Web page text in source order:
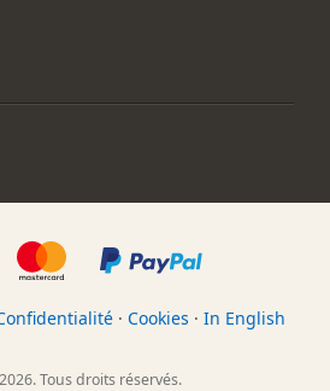
· Cookies · In English
Tous droits réservés.